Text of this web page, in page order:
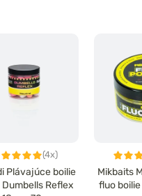
(4x)
Plávajúce boilie
Dumbells Reflex
Mikbaits
fluo